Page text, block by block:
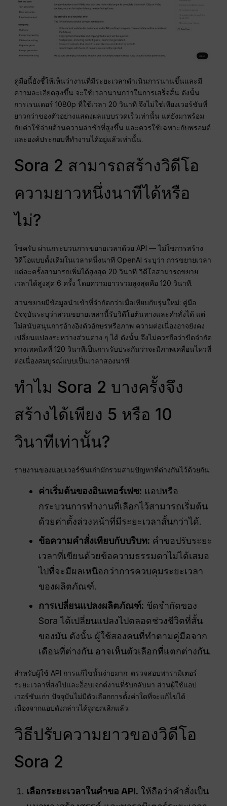
คู่มือนี้ยังชี้ให้เห็นว่างานที่มีระยะเวลาดำเนินการนานขึ้นและมี
ความละเอียดสูงขึ้น จะใช้เวลานานกว่าในการเสร็จสิ้น ดังนั้น
การเรนเดอร์ 1080p ที่ใช้เวลา 20 วินาที จึงไม่ใช่เพียงเวอร์ชันที่
ยาวกว่าของตัวอย่างแสดงผลแบบรวดเร็วเท่านั้น แต่ยังมาพร้อม
กับค่าใช้จ่ายด้านความล่าช้าที่สูงขึ้น และควรใช้เฉพาะกับพรอมต์
และองค์ประกอบที่ทำงานได้อยู่แล้วเท่านั้น.
Sora 2 สามารถสร้างวิดีโอ
ความยาวหนึ่งนาทีได้หรือ
ไม่?
ใช่ครับ ผ่านกระบวนการขยายเวลาด้วย API — ไม่ใช่การสร้าง
วิดีโอแบบดั้งเดิมในเวลาหนึ่งนาที OpenAI ระบุว่า การขยายเวลา
แต่ละครั้งสามารถเพิ่มได้สูงสุด 20 วินาที วิดีโอสามารถขยาย
เวลาได้สูงสุด 6 ครั้ง โดยความยาวรวมสูงสุดคือ 120 วินาที.
ส่วนขยายมีข้อมูลนำเข้าที่จำกัดกว่าเมื่อเทียบกับรุ่นใหม่: คู่มือ
ปัจจุบันระบุว่าส่วนขยายเหล่านี้รับวิดีโอต้นทางและคำสั่งได้ แต่
ไม่สนับสนุนการอ้างอิงตัวอักษรหรือภาพ ความต่อเนื่องอาจยังคง
เปลี่ยนแปลงระหว่างส่วนต่าง ๆ ได้ ดังนั้น จึงไม่ควรถือว่าขีดจำกัด
ทางเทคนิคที่ 120 วินาทีเป็นการรับประกันว่าจะมีภาพเคลื่อนไหวที่
ต่อเนื่องสมบูรณ์แบบเป็นเวลาสองนาที.
ทำไม Sora 2 บางครั้งจึง
สร้างได้เพียง 5 หรือ 10
วินาทีเท่านั้น?
รายงานของแอปเวอร์ชันเก่ามักรวมสามปัญหาที่ต่างกันไว้ด้วยกัน:
ค่าเริ่มต้นของอินเทอร์เฟซ: แอปหรือ
กระบวนการทำงานที่เลือกไว้สามารถเริ่มต้น
ด้วยค่าตั้งล่วงหน้าที่มีระยะเวลาสั้นกว่าได้.
ข้อความคำสั่งเทียบกับบริบท: คำขอปรับระยะ
เวลาที่เขียนด้วยข้อความธรรมดาไม่ได้เสมอ
ไปที่จะมีผลเหนือกว่าการควบคุมระยะเวลา
ของผลิตภัณฑ์.
การเปลี่ยนแปลงผลิตภัณฑ์: ขีดจำกัดของ
Sora ได้เปลี่ยนแปลงไปตลอดช่วงชีวิตที่สั้น
ของมัน ดังนั้น ผู้ใช้สองคนที่ทำตามคู่มือจาก
เดือนที่ต่างกัน อาจเห็นตัวเลือกที่แตกต่างกัน.
สำหรับผู้ใช้ API การแก้ไขนั้นง่ายมาก: ตรวจสอบพารามิเตอร์
ระยะเวลาที่ส่งไปและอ็อบเจกต์งานที่รับกลับมา ส่วนผู้ใช้แอป
เวอร์ชันเก่า ปัจจุบันไม่มีตัวเลือกการตั้งค่าใดที่จะแก้ไขได้
เนื่องจากแอปดังกล่าวได้ถูกยกเลิกแล้ว.
วิธีปรับความยาวของวิดีโอ
Sora 2
เลือกระยะเวลาในคำขอ API. ให้ถือว่าคำสั่งเป็น